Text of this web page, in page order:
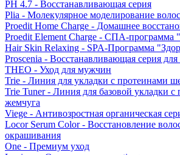
PH 4.7 - Восстанавливающая серия
Plia - Молекулярное моделирование волос
Proedit Home Charge - Домашнее
Proedit Element Charge - СПА-программа
Hair Skin Relaxing - SPA-Программа
Proscenia - Восстанавливающая серия
THEO - Уход для мужчин
Trie - Линия для укладки с протеинами
Trie Tuner - Линия для базовой укладки
жемчуга
Viege - Антивозростная органическая
Locor Serum Color - Восстановление
окрашивания
One - Премиум уход